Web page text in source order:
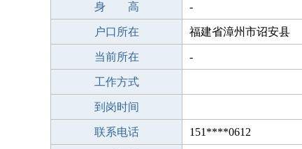
身 高 -
户口所在 福建省漳州市诏安县
当前所在 -
工作方式
到岗时间
联系电话 151****0612